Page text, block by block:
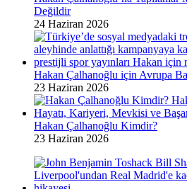
Değildir
24 Haziran 2026
Hakan Çalhanoğlu için Avrupa
23 Haziran 2026
Hakan Çalhanoğlu Kimdir?
23 Haziran 2026